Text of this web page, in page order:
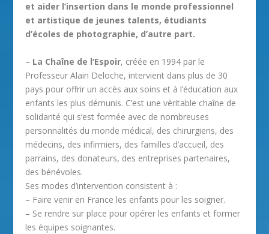
et aider l’insertion dans le monde professionnel
et artistique de jeunes talents, étudiants
d’écoles de photographie, d’autre part.
– La Chaîne de l’Espoir, créée en 1994 par le
Professeur Alain Deloche, intervient dans plus de 30
pays pour offrir un accès aux soins et à l’éducation aux
enfants les plus démunis. C’est une véritable chaîne de
solidarité qui s’est formée avec de nombreuses
personnalités du monde médical, des chirurgiens, des
médecins, des infirmiers, des familles d’accueil, des
parrains, des donateurs, des entreprises partenaires,
des bénévoles.
Ses modes d’intervention consistent à :
– Faire venir en France les enfants pour les soigner.
– Se rendre sur place pour opérer les enfants et former
les équipes soignantes.